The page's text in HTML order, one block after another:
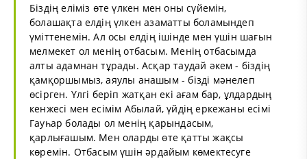
Біздің еліміз өте үлкен мен оны сүйемін,
болашақта елдің үлкен азаматты боламындеп
үміттенемін. Ал осы елдің ішінде мен үшін шағын
мелмекет ол менің отбасым. Менің отбасымда
алты адамнан тұрады. Асқар таудай әкем - біздің
қамқоршымыз, аяулы анашым - бізді мәнелеп
өсірген. Үлгі беріп жатқан екі ағам бар, ұлдардың
кенжесі мен есімім Абылай, үйдің еркежаны есімі
Гауһар болады ол менің қарындасым,
қарлығашым. Мен оларды өте қатты жақсы
көремін. Отбасым үшін әрдайым көмектесуге